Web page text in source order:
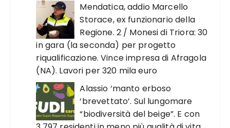
Mendatica, addio Marcello
Storace, ex funzionario della
Regione. 2 / Monesi di Triora: 30
in gara (la seconda) per progetto
riqualificazione. Vince impresa di Afragola
(NA). Lavori per 320 mila euro
Alassio ‘manto erboso
‘brevettato’. Sul lungomare
“biodiversità del beige”. E con